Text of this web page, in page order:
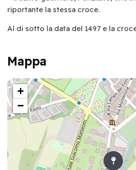
riportante la stessa croce.
Al di sotto la data del 1497 e la
Mappa
+
−